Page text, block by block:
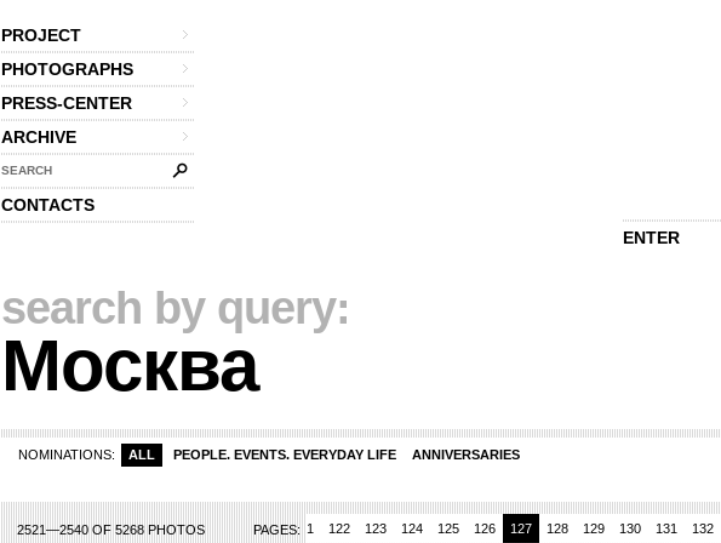
PROJECT
PHOTOGRAPHS
PRESS-CENTER
ARCHIVE
SEARCH
CONTACTS
ENTER
search by query:
Москва
NOMINATIONS: ALL PEOPLE. EVENTS. EVERYDAY LIFE ANNIVERSARIES
2521—2540 OF 5268 PHOTOS PAGES:
113 114 115 116 117 118 120 121 122 123 124 125 126 127 128 129 130 131 132